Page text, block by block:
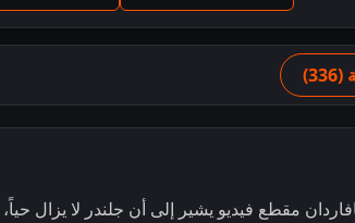
مقطع فيديو يشير إلى أن جلندر لا يزال